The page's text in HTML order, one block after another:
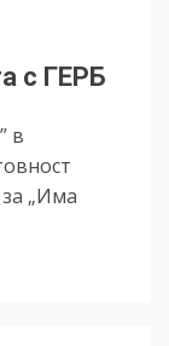
с ГЕРБ
в
за „Има